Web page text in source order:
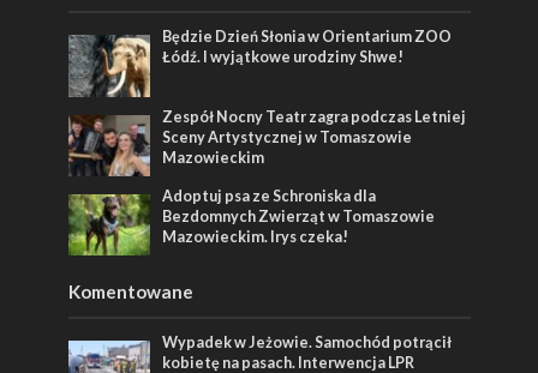
Będzie Dzień Słonia w Orientarium ZOO
Łódź. I wyjątkowe urodziny Shwe!
Zespół Nocny Teatr zagra podczas Letniej
Sceny Artystycznej w Tomaszowie
Mazowieckim
Adoptuj psa ze Schroniska dla
Bezdomnych Zwierząt w Tomaszowie
Mazowieckim. Irys czeka!
Komentowane
Wypadek w Jeżowie. Samochód potrącił
kobietę na pasach. Interwencja LPR